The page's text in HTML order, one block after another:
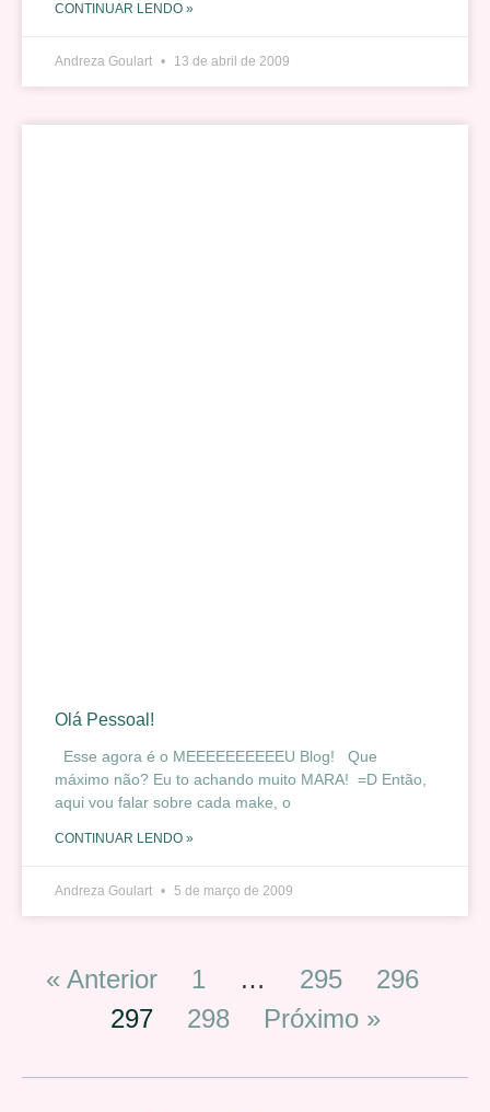
CONTINUAR LENDO »
Andreza Goulart 13 de abril de 2009
Olá Pessoal!
Esse agora é o MEEEEEEEEEEU Blog! Que
máximo não? Eu to achando muito MARA! =D Então,
aqui vou falar sobre cada make, o
CONTINUAR LENDO »
Andreza Goulart 5 de março de 2009
« Anterior 1 … 295
296
297
298 Próximo »